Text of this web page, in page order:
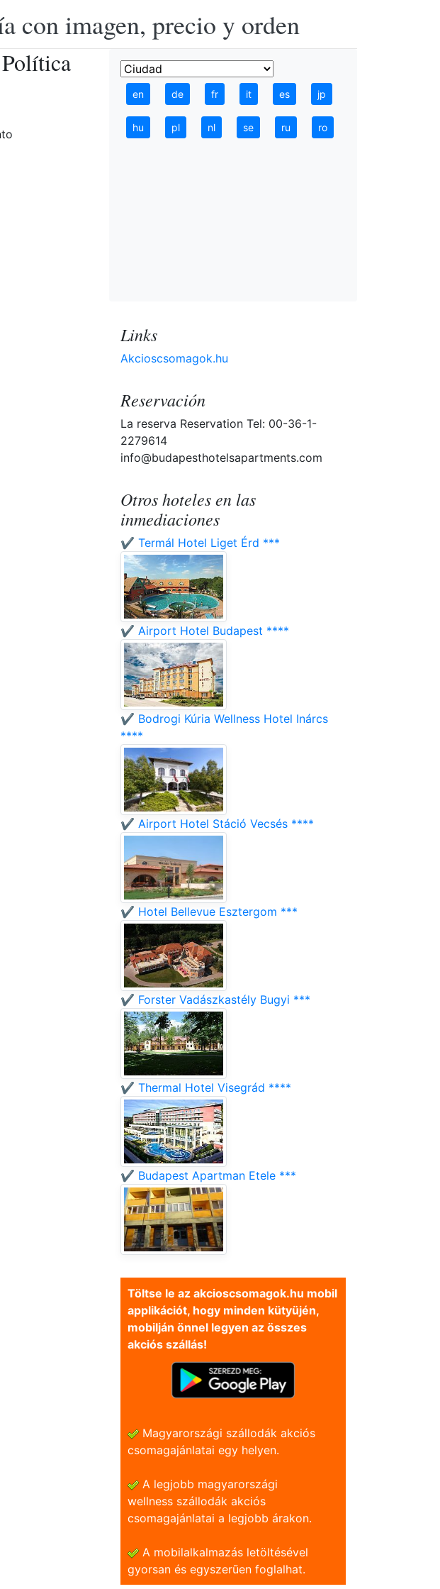
con imagen, precio y orden
en de fr it es jp
hu pl nl se ru ro
Links
Akcioscsomagok.hu
Reservación
La reserva Reservation Tel: 00-36-1-
2279614
info@budapesthotelsapartments.com
Otros hoteles en las
inmediaciones
✔️ Termál Hotel Liget Érd ***
✔️ Airport Hotel Budapest ****
✔️ Bodrogi Kúria Wellness Hotel Inárcs
****
✔️ Airport Hotel Stáció Vecsés ****
✔️ Hotel Bellevue Esztergom ***
✔️ Forster Vadászkastély Bugyi ***
✔️ Thermal Hotel Visegrád ****
✔️ Budapest Apartman Etele ***
Töltse le az akcioscsomagok.hu mobil
applikációt, hogy minden kütyüjén,
mobilján önnel legyen az összes
akciós szállás!
Magyarországi szállodák akciós
csomagajánlatai egy helyen.
A legjobb magyarországi
wellness szállodák akciós
csomagajánlatai a legjobb árakon.
A mobilalkalmazás letöltésével
gyorsan és egyszerũen foglalhat.